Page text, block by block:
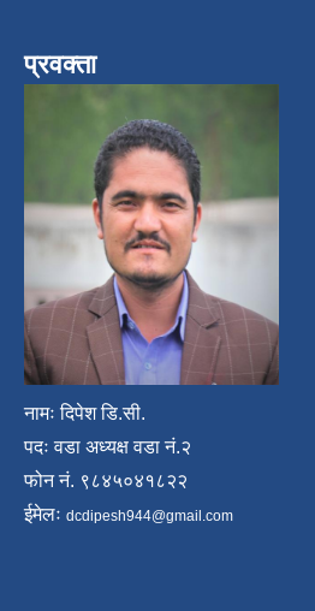
प्रवक्ता
नामः दिपेश डि.सी.
पदः वडा अध्यक्ष वडा नं.२
फोन नं. ९८४५०४१८२२
ईमेलः dcdipesh944@gmail.com